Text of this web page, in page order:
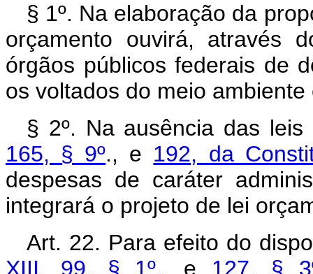
§ 1º. Na elaboração da
orçamento ouvirá, através
órgãos públicos federais de
os voltados do meio
§ 2º. Na ausência das
165, § 9º., e 192, da
despesas de caráter
integrará o projeto de lei
Art. 22. Para efeito do
XIII, 99, § 1º., e 127, §